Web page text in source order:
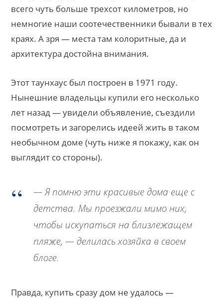
всего чуть больше трехсот километров, но
немногие наши соотечественники бывали в тех
краях. А зря — места там колоритные, да и
архитектура достойна внимания.
Этот таунхаус был построен в 1971 году.
Нынешние владельцы купили его несколько
лет назад — увидели объявление, съездили
посмотреть и загорелись идеей жить в таком
необычном доме (чуть ниже я покажу, как он
выглядит со стороны).
— Я помню эти красивые дома еще с
детства. Мы проезжали мимо них,
чтобы искупаться на близлежащем
пляже, — делилась хозяйка в своем
блоге.
Правда, купить сразу дом не удалось —